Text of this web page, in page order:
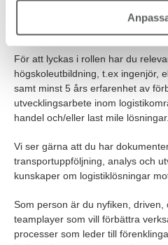
Det här är du
För att lyckas i rollen har du
högskoleutbildning, t.ex ingenjör,
samt minst 5 års erfarenhet av
utvecklingsarbete inom
handel och/eller last mile lösningar.
Vi ser gärna att du har
transportuppföljning, analys och
kunskaper om logistiklösningar
Som person är du nyfiken, driven,
teamplayer som vill förbättra
processer som leder till